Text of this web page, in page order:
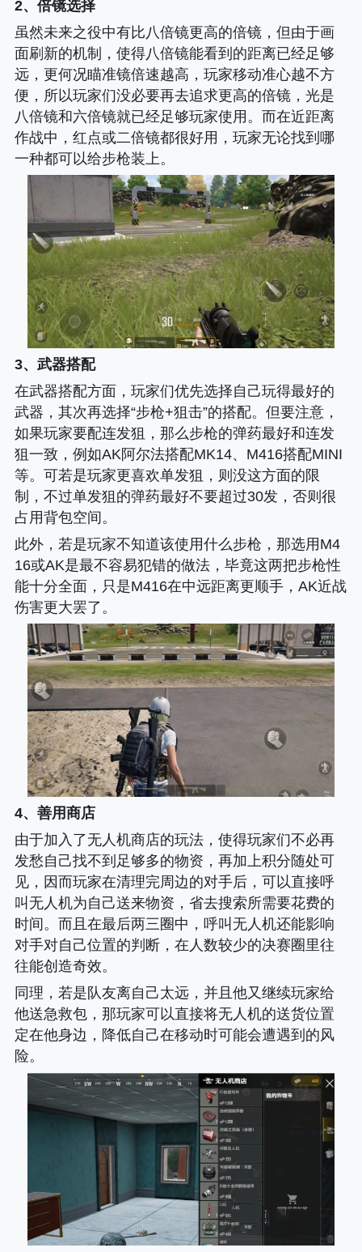
2、倍镜选择
虽然未来之役中有比八倍镜更高的倍镜，但由于画
面刷新的机制，使得八倍镜能看到的距离已经足够
远，更何况瞄准镜倍速越高，玩家移动准心越不方
便，所以玩家们没必要再去追求更高的倍镜，光是
八倍镜和六倍镜就已经足够玩家使用。而在近距离
作战中，红点或二倍镜都很好用，玩家无论找到哪
一种都可以给步枪装上。
3、武器搭配
在武器搭配方面，玩家们优先选择自己玩得最好的
武器，其次再选择“步枪+狙击”的搭配。但要注意，
如果玩家要配连发狙，那么步枪的弹药最好和连发
狙一致，例如AK阿尔法搭配MK14、M416搭配MINI
等。可若是玩家更喜欢单发狙，则没这方面的限
制，不过单发狙的弹药最好不要超过30发，否则很
占用背包空间。
此外，若是玩家不知道该使用什么步枪，那选用M4
16或AK是最不容易犯错的做法，毕竟这两把步枪性
能十分全面，只是M416在中远距离更顺手，AK近战
伤害更大罢了。
4、善用商店
由于加入了无人机商店的玩法，使得玩家们不必再
发愁自己找不到足够多的物资，再加上积分随处可
见，因而玩家在清理完周边的对手后，可以直接呼
叫无人机为自己送来物资，省去搜索所需要花费的
时间。而且在最后两三圈中，呼叫无人机还能影响
对手对自己位置的判断，在人数较少的决赛圈里往
往能创造奇效。
同理，若是队友离自己太远，并且他又继续玩家给
他送急救包，那玩家可以直接将无人机的送货位置
定在他身边，降低自己在移动时可能会遭遇到的风
险。